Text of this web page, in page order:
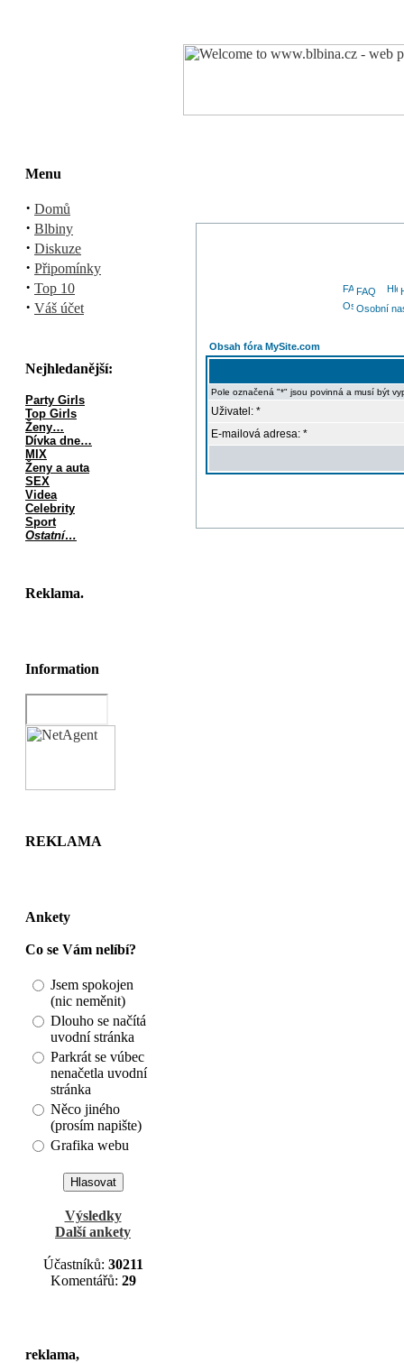
Menu
· Domů
· Blbiny
· Diskuze
· Připomínky
· Top 10
· Váš účet
Nejhledanější:
Party Girls
Top Girls
Ženy…
Dívka dne…
MIX
Ženy a auta
SEX
Videa
Celebrity
Sport
Ostatní…
Reklama.
Information
REKLAMA
Ankety
Co se Vám nelíbí?
Jsem spokojen
(nic neměnit)
Dlouho se načítá
uvodní stránka
Parkrát se vúbec
nenačetla uvodní
stránka
Něco jiného
(prosím napište)
Grafika webu
Výsledky
Další ankety
Účastníků: 30211
Komentářů: 29
reklama,
FAQ
Osobní
Obsah fóra MySite.com
Pole označená "*" jsou povinná a musí být
Uživatel: *
E-mailová adresa: *